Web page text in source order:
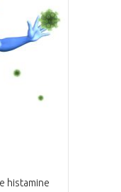
histamine